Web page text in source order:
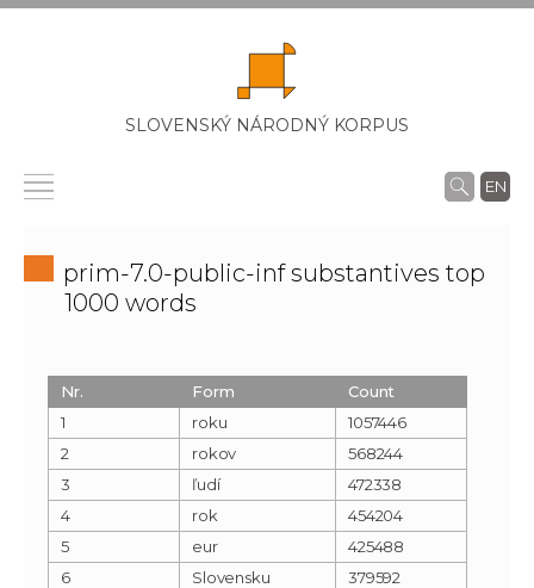
SLOVENSKÝ NÁRODNÝ KORPUS
EN
prim-7.0-public-inf substantives top
1000 words
Nr. Form
Count
1
roku
1057446
2
rokov
568244
3
ľudí
472338
4
rok
454204
5
eur
425488
6
Slovensku
379592